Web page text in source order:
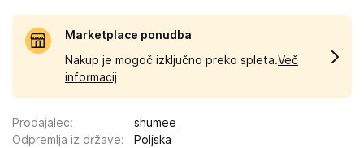
Marketplace ponudba
Nakup je mogoč izključno preko spleta.Več
informacij
Prodajalec:
shumee
Odpremlja iz države:
Poljska